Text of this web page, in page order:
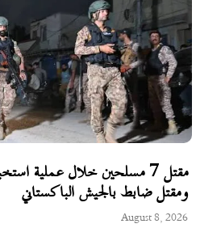
مقتل 7 مسلحين خلال عملية
ومقتل ضابط بالجيش الباكستاني
August 8, 2026